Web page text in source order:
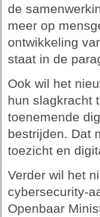
de
meer op
ontwikkeling
staat in de
Ook wil het
hun slagkracht
toenemende
bestrijden. Dat
toezicht en
Verder wil het
cybersecurity-
Openbaar